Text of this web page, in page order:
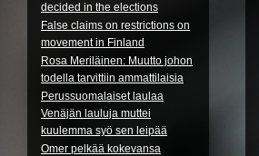
decided in the elections
False claims on restrictions on
movement in Finland
Rosa Meriläinen: Muutto johon
todella tarvittiin ammattilaisia
Perussuomalaiset laulaa
Venäjän lauluja muttei
kuulemma syö sen leipää
Omer pelkää kokevansa